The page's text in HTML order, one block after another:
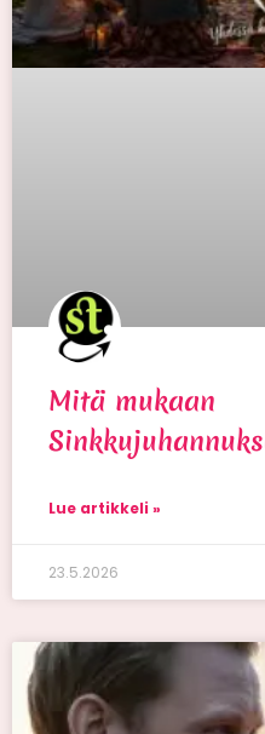
Mitä mukaan
Lue artikkeli »
23.5.2026